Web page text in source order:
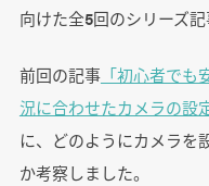
向けた全5回のシリーズ記
前回の記事「初心者でも
況に合わせたカメラの設
に、どのようにカメラを
か考察しました。